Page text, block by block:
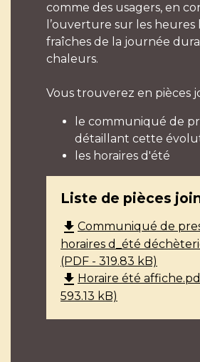
comme des usagers, en
l’ouverture sur les heures
fraîches de la journée
chaleurs.
Vous trouverez en pièces
le communiqué de
détaillant cette
les horaires d'été
Liste de pièces
file_download Communiqué de
horaires d_été
(PDF - 319.83 kB)
file_download Horaire été
593.13 kB)